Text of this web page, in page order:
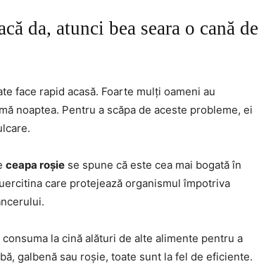
da, atunci bea seara o cană de
face rapid acasă. Foarte mulți oameni au
noaptea. Pentru a scăpa de aceste probleme, ei
ceapa roșie se spune că este cea mai bogată în
care protejează organismul împotriva
la cină alături de alte alimente pentru a
galbenă sau roșie, toate sunt la fel de eficiente.